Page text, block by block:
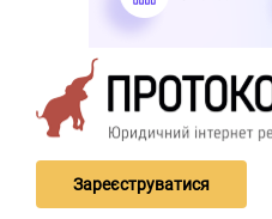
Зареєструватися